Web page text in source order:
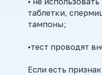
таблетки,
тампоны;
•тест проводят
Если есть